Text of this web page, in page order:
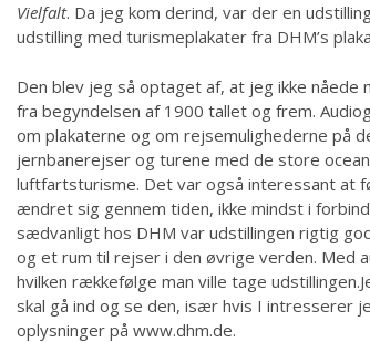
Vielfalt. Da jeg kom derind, var der en
udstilling med turismeplakater fra DHM’s
Den blev jeg så optaget af, at jeg ikke
fra begyndelsen af 1900 tallet og frem.
om plakaterne og om rejsemulighederne på
jernbanerejser og turene med de store
luftfartsturisme. Det var også interessant at
ændret sig gennem tiden, ikke mindst i
sædvanligt hos DHM var udstillingen rigtig
og et rum til rejser i den øvrige verden. Med
hvilken rækkefølge man ville tage
skal gå ind og se den, især hvis I intresserer
oplysninger på www.dhm.de.